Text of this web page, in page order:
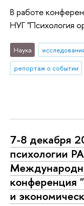
В работе
НУГ "Психология
Наука
репортаж о событии
7-8 декабря
психологии
конференция
и